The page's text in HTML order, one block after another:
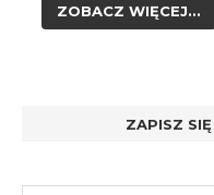
ZOBACZ WIĘCEJ...
ZAPISZ